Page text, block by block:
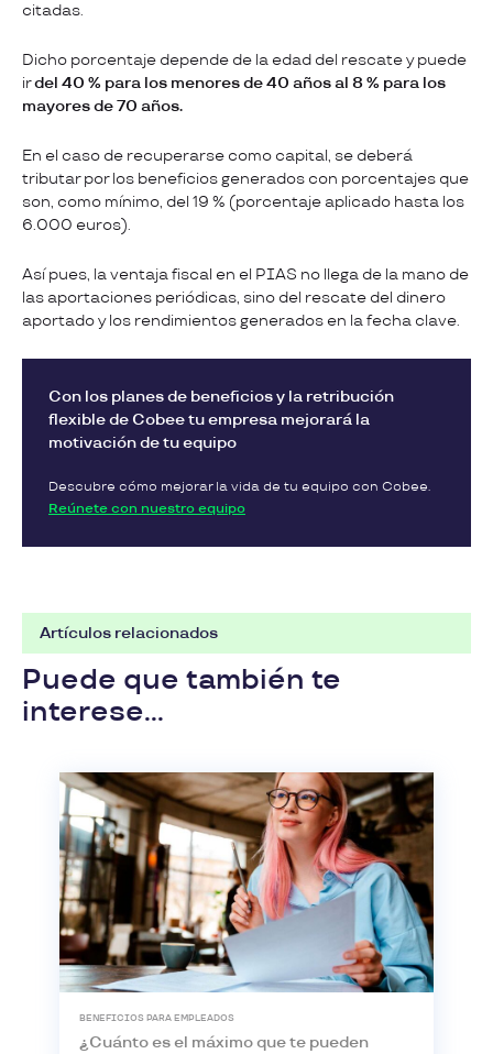
citadas.
Dicho porcentaje depende de la edad del rescate y puede
irdel 40 % para los menores de 40 años al 8 % para los
mayores de 70 años.
En el caso de recuperarse como capital, se deberá
tributar por los beneficios generados con porcentajes que
son, como mínimo, del 19 % (porcentaje aplicado hasta los
6.000 euros).
Así pues, la ventaja fiscal en el PIAS no llega de la mano de
las aportaciones periódicas, sino del rescate del dinero
aportado y los rendimientos generados en la fecha clave.
Con los planes de beneficios y la retribución
flexible de Cobee tu empresa mejorará la
motivación de tu equipo
Descubre cómo mejorar la vida de tu equipo con Cobee.
Reúnete con nuestro equipo
Artículos relacionados
Puede que también te
interese...
BENEFICIOS PARA EMPLEADOS
¿Cuánto es el máximo que te pueden